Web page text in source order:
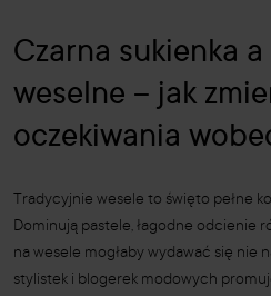
Czarna sukienka
weselne – jak
oczekiwania
Tradycyjnie wesele to święto pełne
Dominują pastele, łagodne odcienie
na wesele mogłaby wydawać się nie
stylistek i blogerek modowych